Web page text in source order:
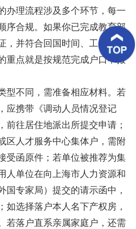
理流程涉及多个环节，每一
序合规。如果你已完成教育部
，并符合回国时间、工作单位
重点就是按规范完成户口申报
不同，需准备相应材料。若
应携带《调动人员情况登记
前往居住地派出所提交申请；
区人才服务中心集体户，需附
受函原件；若单位被推荐为集
人单位在向上海市人力资源和
国专家局）提交的请示函中，
如选择落户本人名下产权房，
若落户直系亲属家庭户，还需